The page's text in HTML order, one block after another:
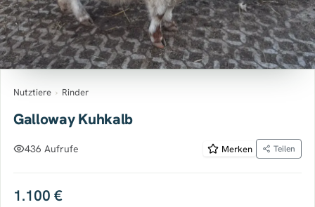
Nutztiere › Rinder
Galloway Kuhkalb
436 Aufrufe Merken Teilen
1.100 €